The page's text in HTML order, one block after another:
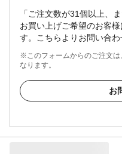
「ご注文数が31個以上、
お買い上げご希望のお客
す。こちらよりお問い合わ
※このフォームからのご注文は
なります。
お